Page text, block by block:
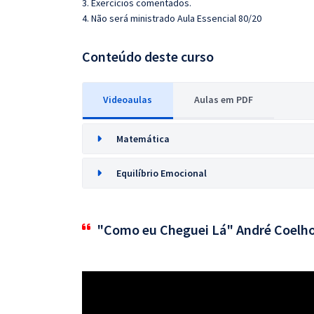
3. Exercícios comentados.
4. Não será ministrado Aula Essencial 80/20
Conteúdo deste curso
Videoaulas Aulas em PDF
Matemática
Equilíbrio Emocional
"Como eu Cheguei Lá" André